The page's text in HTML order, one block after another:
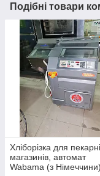
Подібні товари
Хліборізка для
магазинів, автомат
Wabama (з Німеччини)